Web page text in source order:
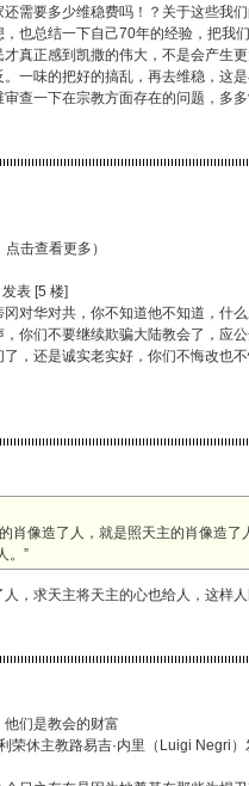
需要多少维稳费吗！？关于这些我
也总结一下自己70年的经验，把我
真正感到凯撒的伟大，不是会产生
一味的把好的搞乱，再去维稳，这
查一下在宗教方面存在的问题，多多
击查看更多）
表 [5 楼]
对华对共，你不知道他不知道，什
你们不要继续欺骗大陆教会了，应
，还是诚实老实好，你们不悔改也
肖像造了人，就是照天主的肖像造
。”
，求天主将天主的心也给人，这样
们是教会的财富
荣休主教路易吉·内里（Luigi Negri